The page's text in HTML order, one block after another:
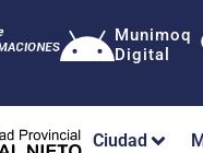
Munimoq
Digital
Ciudad